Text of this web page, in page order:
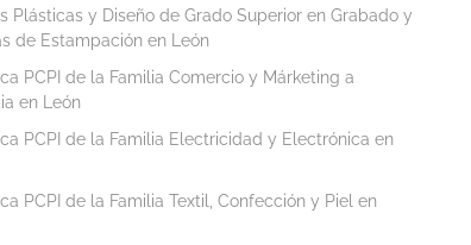
Plásticas y Diseño de Grado Superior en Grabado y
de Estampación en León
PCPI de la Familia Comercio y Márketing a
en León
PCPI de la Familia Electricidad y Electrónica en
PCPI de la Familia Textil, Confección y Piel en